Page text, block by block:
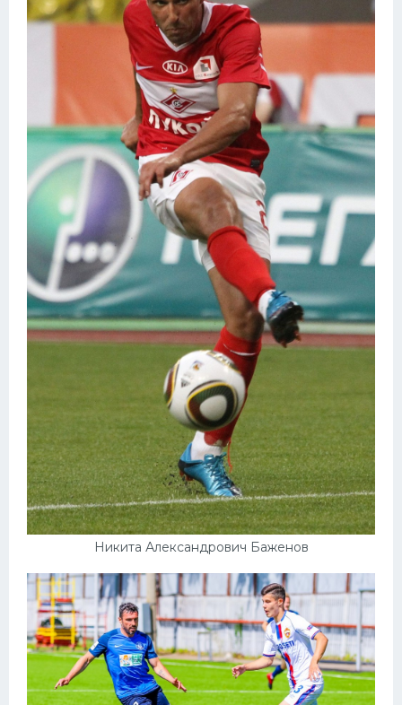
Никита Александрович Баженов